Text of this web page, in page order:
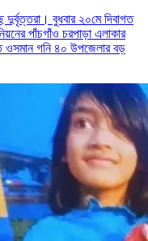
দুর্বৃত্তরা। বুধবার ২০মে দিবাগত
পাঁচগাঁও চরপাড়া এলাকার
ওসমান গনি ৪০ উপজেলার বড়